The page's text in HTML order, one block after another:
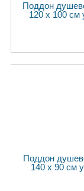
Поддон
120 x 100 см
Поддон
140 x 90 см